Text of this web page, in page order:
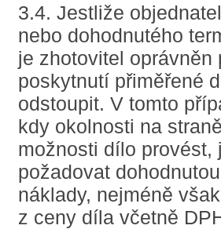
3.4. Jestliže
nebo dohodnutého
je zhotovitel
poskytnutí přiměřené
odstoupit. V tomto
kdy okolnosti na
možnosti dílo provést,
požadovat
náklady, nejméně
z ceny díla včetně